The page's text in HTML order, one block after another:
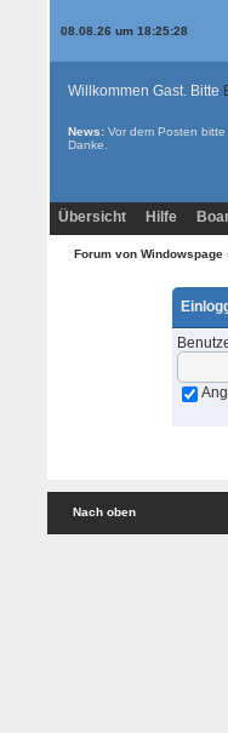
08.08.26 um 18:25:28
Willkommen Gast. Bitte
News: Vor dem Posten bitte
Danke.
Übersicht Hilfe
Forum von Windowspage
Nach oben